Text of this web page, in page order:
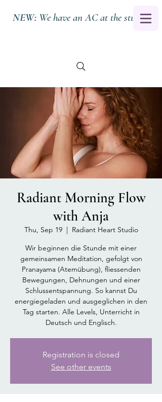
NEW: We have an AC at the studio.
Radiant Morning Flow
with Anja
Thu, Sep 19
  |
Radiant Heart Studio
Wir beginnen die Stunde mit einer
gemeinsamen Meditation, gefolgt von
Pranayama (Atemübung), fliessenden
Bewegungen, Dehnungen und einer
Schlussentspannung. So kannst Du
energiegeladen und ausgeglichen in den
Tag starten. Alle Levels, Unterricht in
Deutsch und Englisch.
Registration is closed
See other events